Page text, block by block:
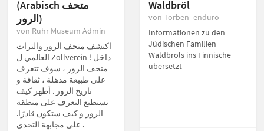
(Arabisch متحف
الرور)
von Ruhr Museum Admin
اكتشف متحف الرور والتراث
العالمي ل Zollverein ! داخل
متحف الرور ، سوف تتعرف
على طبيعة مذهلة ، ثقافة و
تاريخ الرور . أظهر كيف
تستطيع التعرف على منطقة
الرور و كيف ستكون قادرًا.
على مجابهة التحدي .
Waldbröl
von Torben_enduro
Informationen zu den
Jüdischen Familien
Waldbröls ins Finnische
übersetzt